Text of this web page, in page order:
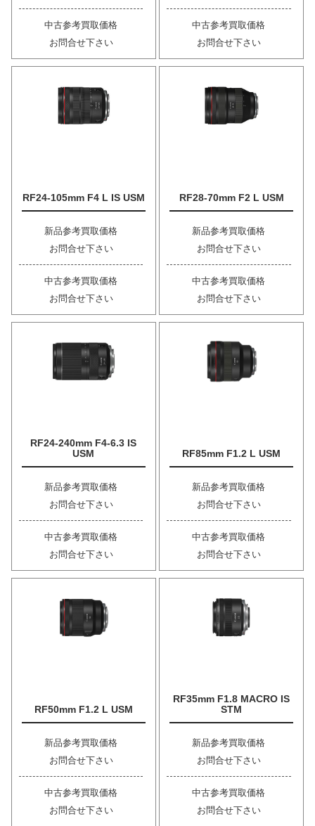
中古参考買取価格
お問合せ下さい
中古参考買取価格
お問合せ下さい
RF24-105mm F4 L IS USM
新品参考買取価格
お問合せ下さい
中古参考買取価格
お問合せ下さい
RF28-70mm F2 L USM
新品参考買取価格
お問合せ下さい
中古参考買取価格
お問合せ下さい
RF24-240mm F4-6.3 IS
USM
新品参考買取価格
お問合せ下さい
中古参考買取価格
お問合せ下さい
RF85mm F1.2 L USM
新品参考買取価格
お問合せ下さい
中古参考買取価格
お問合せ下さい
RF50mm F1.2 L USM
新品参考買取価格
お問合せ下さい
中古参考買取価格
お問合せ下さい
RF35mm F1.8 MACRO IS
STM
新品参考買取価格
お問合せ下さい
中古参考買取価格
お問合せ下さい